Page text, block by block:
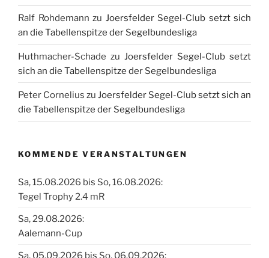
Ralf Rohdemann zu Joersfelder Segel-Club setzt sich
an die Tabellenspitze der Segelbundesliga
Huthmacher-Schade zu Joersfelder Segel-Club setzt
sich an die Tabellenspitze der Segelbundesliga
Peter Cornelius zu Joersfelder Segel-Club setzt sich an
die Tabellenspitze der Segelbundesliga
KOMMENDE VERANSTALTUNGEN
Sa, 15.08.2026 bis So, 16.08.2026:
Tegel Trophy 2.4 mR
Sa, 29.08.2026:
Aalemann-Cup
Sa, 05.09.2026 bis So, 06.09.2026: